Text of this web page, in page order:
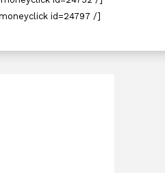
id=24797 /]